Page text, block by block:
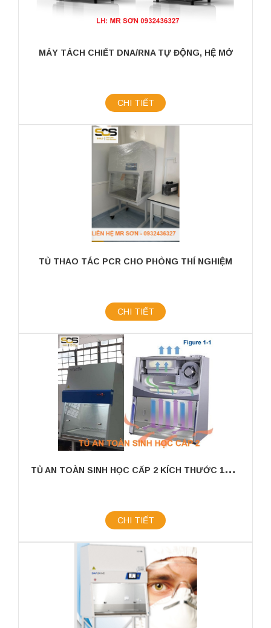
MÁY TÁCH CHIẾT DNA/RNA TỰ ĐỘNG, HỆ MỞ
CHI TIẾT
TỦ THAO TÁC PCR CHO PHÒNG THÍ NGHIỆM
CHI TIẾT
T
Ủ AN TOÀN SINH HỌC CẤP 2 KÍCH THƯỚC 1200MM (CHO 2 NGƯỜI SỬ DỤNG)
CHI TIẾT